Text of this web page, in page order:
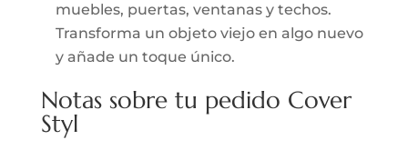
muebles, puertas, ventanas y techos.
Transforma un objeto viejo en algo nuevo
y añade un toque único.
Notas sobre tu pedido Cover
Styl